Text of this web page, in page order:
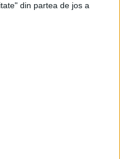
din partea de jos a